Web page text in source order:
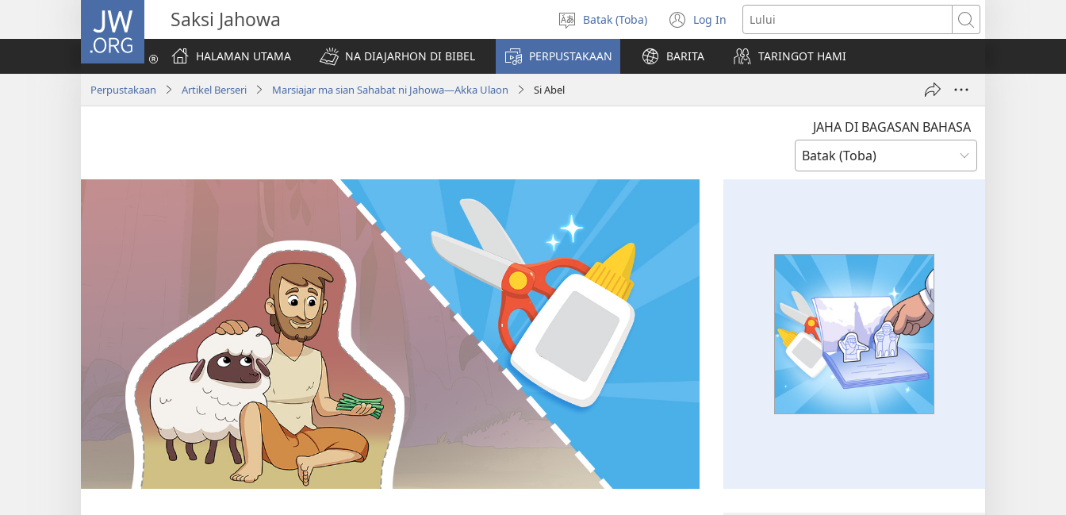
JW.ORG Saksi Jahowa
Pillit
Hata
Batak (Toba) Log In
(opens
new
window)
Lului
HALAMAN UTAMA
NA DIAJARHON DI BIBEL PERPUSTAKAAN BARITA TARINGOT HAMI
Perpustakaan Artikel Berseri Marsiajar ma sian Sahabat ni Jahowa​—Akka Ulaon Si Abel
JAHA DI BAGASAN BAHASA